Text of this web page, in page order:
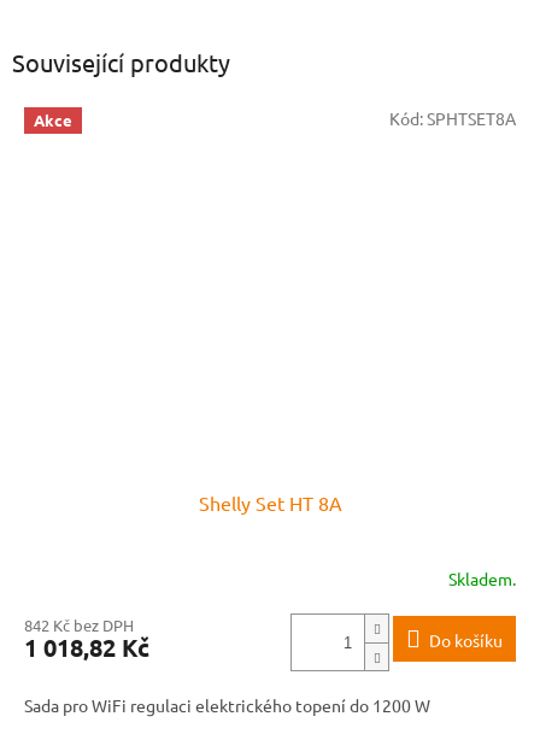
Související produkty
Akce
Shelly Set HT 8A
Skladem.
842 Kč bez DPH
1 018,82 Kč Do košíku
Sada pro WiFi regulaci elektrického topení do 1200 W
Kód:SPHTSET8A